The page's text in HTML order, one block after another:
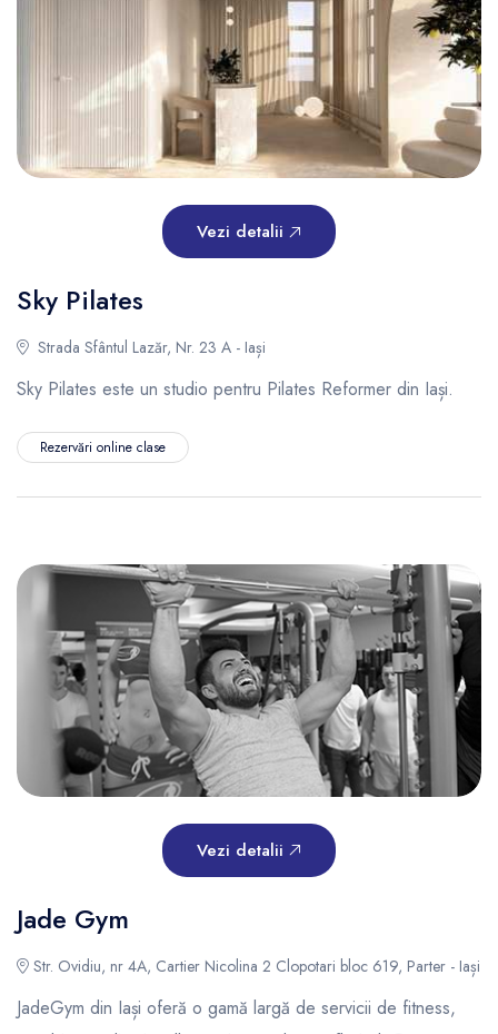
Vezi detalii
Sky Pilates
Strada Sfântul Lazăr, Nr. 23 A - Iași
Sky Pilates este un studio pentru Pilates Reformer din Iași.
Rezervări online clase
Vezi detalii
Jade Gym
Str. Ovidiu, nr 4A, Cartier Nicolina 2 Clopotari bloc 619, Parter - Iași
JadeGym din Iași oferă o gamă largă de servicii de fitness,